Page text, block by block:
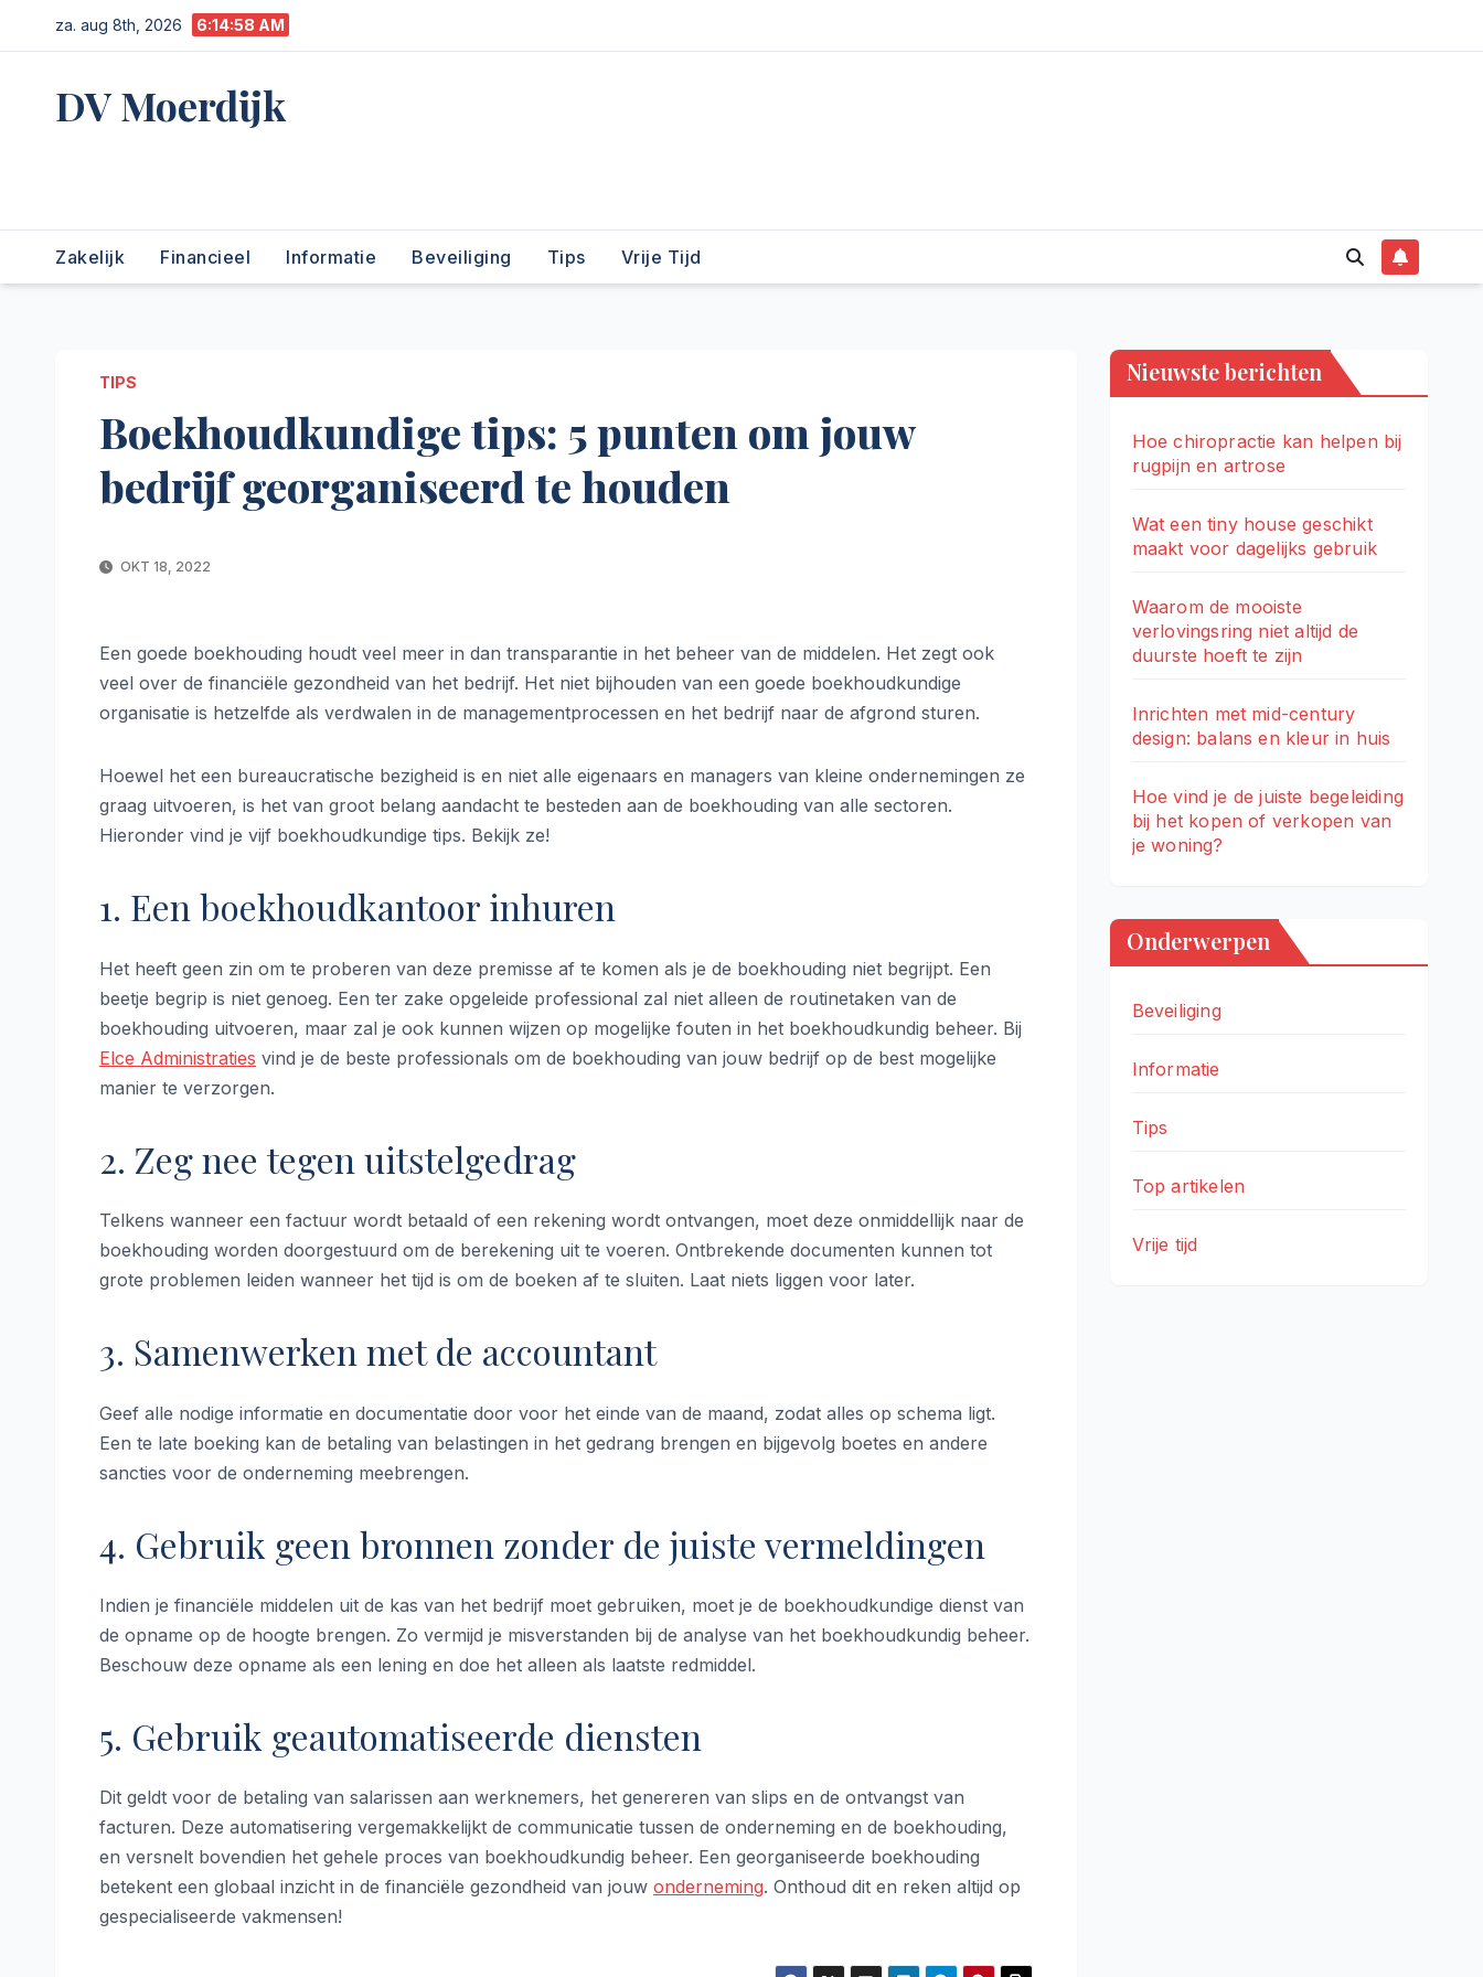
naar
za. aug 8th, 2026 6:14:59 AM
DV Moerdijk
Zakelijk Financieel Informatie Beveiliging Tips Vrije Tijd
TIPS
Boekhoudkundige tips: 5 punten om jouw
bedrijf georganiseerd te houden
OKT 18, 2022
Een goede boekhouding houdt veel meer in dan transparantie in het beheer van de middelen. Het zegt ook
veel over de financiële gezondheid van het bedrijf. Het niet bijhouden van een goede boekhoudkundige
organisatie is hetzelfde als verdwalen in de managementprocessen en het bedrijf naar de afgrond sturen.
Hoewel het een bureaucratische bezigheid is en niet alle eigenaars en managers van kleine ondernemingen ze
graag uitvoeren, is het van groot belang aandacht te besteden aan de boekhouding van alle sectoren.
Hieronder vind je vijf boekhoudkundige tips. Bekijk ze!
1. Een boekhoudkantoor inhuren
Het heeft geen zin om te proberen van deze premisse af te komen als je de boekhouding niet begrijpt. Een
beetje begrip is niet genoeg. Een ter zake opgeleide professional zal niet alleen de routinetaken van de
boekhouding uitvoeren, maar zal je ook kunnen wijzen op mogelijke fouten in het boekhoudkundig beheer. Bij
Elce Administraties vind je de beste professionals om de boekhouding van jouw bedrijf op de best mogelijke
manier te verzorgen.
2. Zeg nee tegen uitstelgedrag
Telkens wanneer een factuur wordt betaald of een rekening wordt ontvangen, moet deze onmiddellijk naar de
boekhouding worden doorgestuurd om de berekening uit te voeren. Ontbrekende documenten kunnen tot
grote problemen leiden wanneer het tijd is om de boeken af te sluiten. Laat niets liggen voor later.
3. Samenwerken met de accountant
Geef alle nodige informatie en documentatie door voor het einde van de maand, zodat alles op schema ligt.
Een te late boeking kan de betaling van belastingen in het gedrang brengen en bijgevolg boetes en andere
sancties voor de onderneming meebrengen.
4. Gebruik geen bronnen zonder de juiste vermeldingen
Indien je financiële middelen uit de kas van het bedrijf moet gebruiken, moet je de boekhoudkundige dienst van
de opname op de hoogte brengen. Zo vermijd je misverstanden bij de analyse van het boekhoudkundig beheer.
Beschouw deze opname als een lening en doe het alleen als laatste redmiddel.
5. Gebruik geautomatiseerde diensten
Dit geldt voor de betaling van salarissen aan werknemers, het genereren van slips en de ontvangst van
facturen. Deze automatisering vergemakkelijkt de communicatie tussen de onderneming en de boekhouding,
en versnelt bovendien het gehele proces van boekhoudkundig beheer. Een georganiseerde boekhouding
betekent een globaal inzicht in de financiële gezondheid van jouw onderneming. Onthoud dit en reken altijd op
gespecialiseerde vakmensen!
Nieuwste berichten
Hoe chiropractie kan helpen bij
rugpijn en artrose
Wat een tiny house geschikt
maakt voor dagelijks gebruik
Waarom de mooiste
verlovingsring niet altijd de
duurste hoeft te zijn
Inrichten met mid-century
design: balans en kleur in huis
Hoe vind je de juiste begeleiding
bij het kopen of verkopen van
je woning?
Onderwerpen
Beveiliging
Informatie
Tips
Top artikelen
Vrije tijd